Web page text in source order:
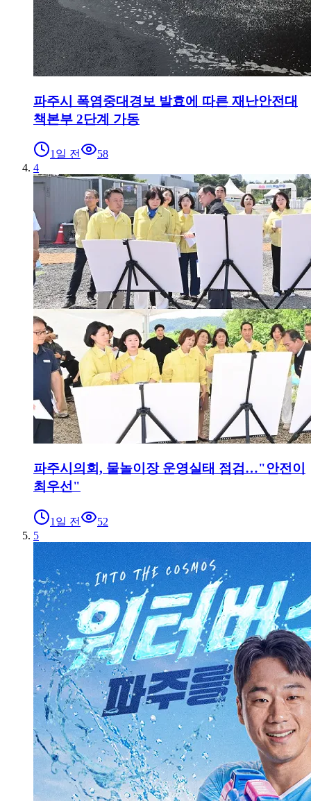
파주시 폭염중대경보 발효에 따른 재난안전대
책본부 2단계 가동
1일 전
58
4
파주시의회, 물놀이장 운영실태 점검…"안전이
최우선"
1일 전
52
5